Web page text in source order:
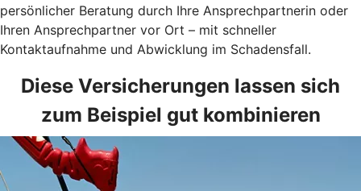
persönlicher Beratung durch Ihre Ansprechpartnerin oder
Ihren Ansprechpartner vor Ort – mit schneller
Kontaktaufnahme und Abwicklung im Schadensfall.
Diese Versicherungen lassen sich
zum Beispiel gut kombinieren